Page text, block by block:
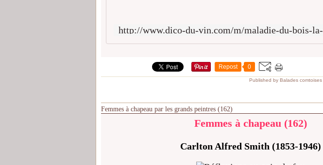
Repost 0
Published by Balades comtoises
Femmes à chapeau par les grands peintres (162)
Femmes à chapeau (162)
Carlton Alfred Smith (1853-1946)